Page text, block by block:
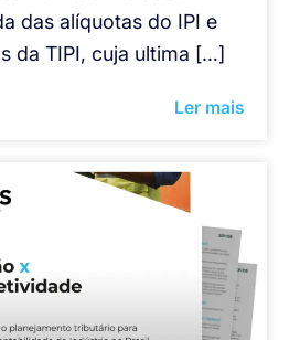
das alíquotas do IPI e
da TIPI, cuja ultima […]
Ler mais